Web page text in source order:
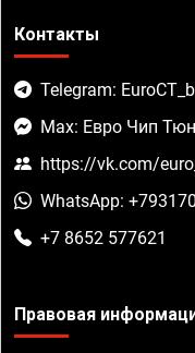
Контакты
Telegram:
Max: Евро Чип
https://vk.com/
WhatsApp:
+7 8652 577621
Правовая